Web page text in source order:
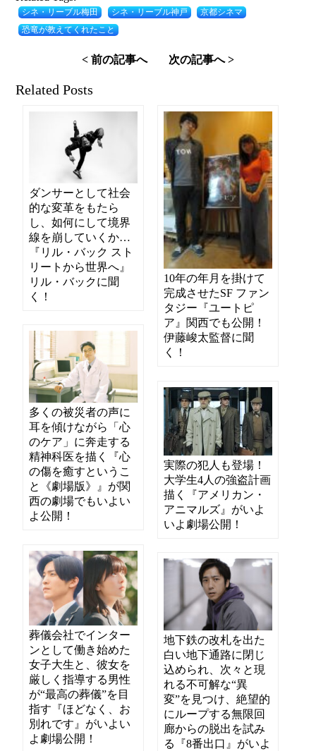
シネ・リーブル梅田 シネ・リーブル神戸
京都シネマ
恐竜が教えてくれたこと
< 前の記事へ 次の記事へ >
Related Posts
ダンサーとして社会
的な変革をもたら
し、如何にして境界
線を崩していくか…
『リル・バック スト
リートから世界へ』
リル・バックに聞
く！
10年の年月を掛けて
完成させたSF ファン
タジー『ユートピ
ア』関西でも公開！
伊藤峻太監督に聞
く！
多くの被災者の声に
耳を傾けながら「心
のケア」に奔走する
精神科医を描く『心
の傷を癒すというこ
と《劇場版》』が関
西の劇場でもいよい
よ公開！
実際の犯人も登場！
大学生4人の強盗計画
描く『アメリカン・
アニマルズ』がいよ
いよ劇場公開！
葬儀会社でインター
ンとして働き始めた
女子大生と、彼女を
厳しく指導する男性
が“最高の葬儀”を目
指す『ほどなく、お
別れです』がいよい
よ劇場公開！
地下鉄の改札を出た
白い地下通路に閉じ
込められ、次々と現
れる不可解な“異
変”を見つけ、絶望的
にループする無限回
廊からの脱出を試み
る『8番出口』がいよ